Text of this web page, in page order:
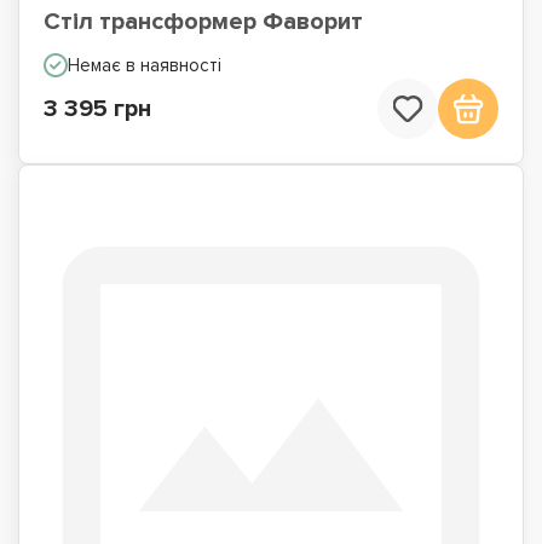
Стіл трансформер Фаворит
Немає в наявності
3 395 грн